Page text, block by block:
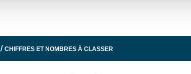
/CHIFFRES ET NOMBRES À CLASSER